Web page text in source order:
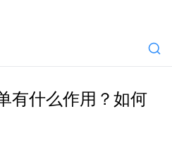
有什么作用？如何